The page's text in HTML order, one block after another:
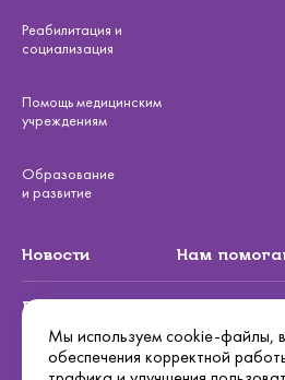
Мы используем cookie-файлы,
обеспечения корректной
Реабилитация и
социализация
Помощь медицинским
учреждениям
Образование
и развитие
Новости Нам
Подписаться на рассылку